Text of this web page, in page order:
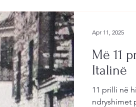
Më 11
Italinë
11 prilli në
ndryshimet
Apr 11, 2025